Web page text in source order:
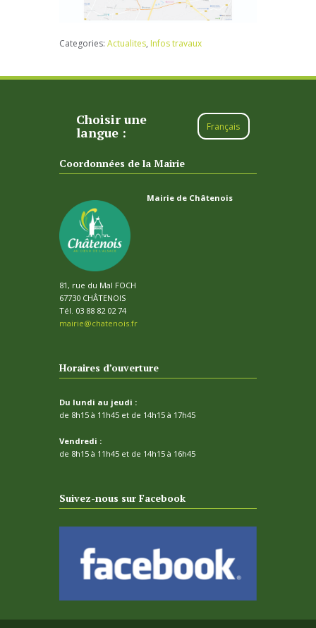
Categories: Actualites, Infos travaux
Choisir une
langue :
Français
Coordonnées de la Mairie
Mairie de Châtenois
81, rue du Mal FOCH
67730 CHÂTENOIS
Tél. 03 88 82 02 74
mairie@chatenois.fr
Horaires d’ouverture
Du lundi au jeudi :
de 8h15 à 11h45 et de 14h15 à 17h45
Vendredi :
de 8h15 à 11h45 et de 14h15 à 16h45
Suivez-nous sur Facebook